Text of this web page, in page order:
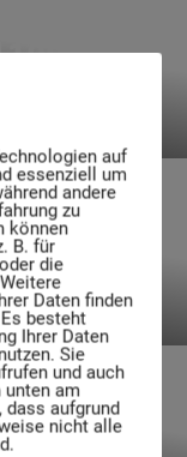
auf
essenziell um
andere
zu
können
B. für
die
Daten finden
besteht
Ihrer Daten
Sie
und auch
am
dass aufgrund
nicht alle